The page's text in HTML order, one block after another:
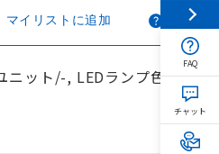
ニット/-, LEDランプ色:
マイリストに追加
FAQ
チャット